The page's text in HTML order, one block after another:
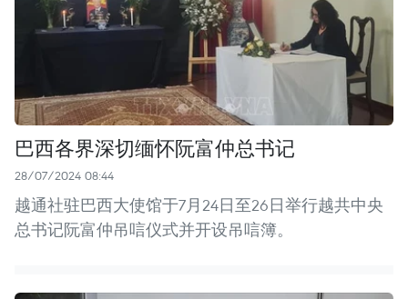
巴西各界深切缅怀阮富仲总书记
28/07/2024 08:44
越通社驻巴西大使馆于7月24日至26日举行越共中央
总书记阮富仲吊唁仪式并开设吊唁簿。